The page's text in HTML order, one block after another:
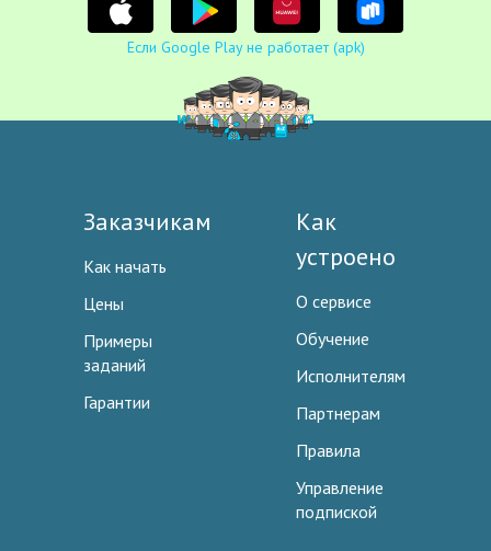
Если Google Play не работает (apk)
Заказчикам
Как начать
Цены
Примеры
заданий
Гарантии
Как
устроено
О сервисе
Обучение
Исполнителям
Партнерам
Правила
Управление
подпиской